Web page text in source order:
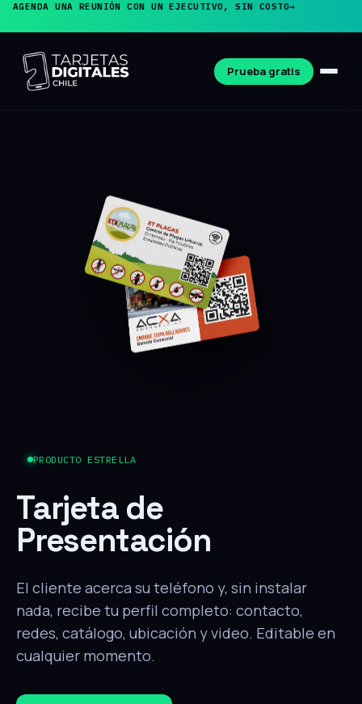
AGENDA UNA REUNIÓN CON UN EJECUTIVO, SIN COSTO→
Prueba gratis
PRODUCTO ESTRELLA
Tarjeta de
Presentación
El cliente acerca su teléfono y, sin instalar
nada, recibe tu perfil completo: contacto,
redes, catálogo, ubicación y video. Editable en
cualquier momento.